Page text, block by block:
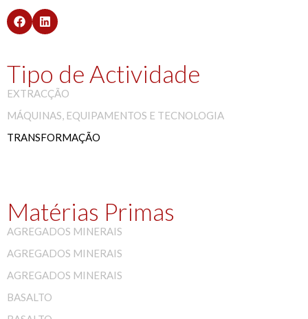
Tipo de Actividade
EXTRACÇÃO
MÁQUINAS, EQUIPAMENTOS E TECNOLOGIA
TRANSFORMAÇÃO
Matérias Primas
AGREGADOS MINERAIS
AGREGADOS MINERAIS
AGREGADOS MINERAIS
BASALTO